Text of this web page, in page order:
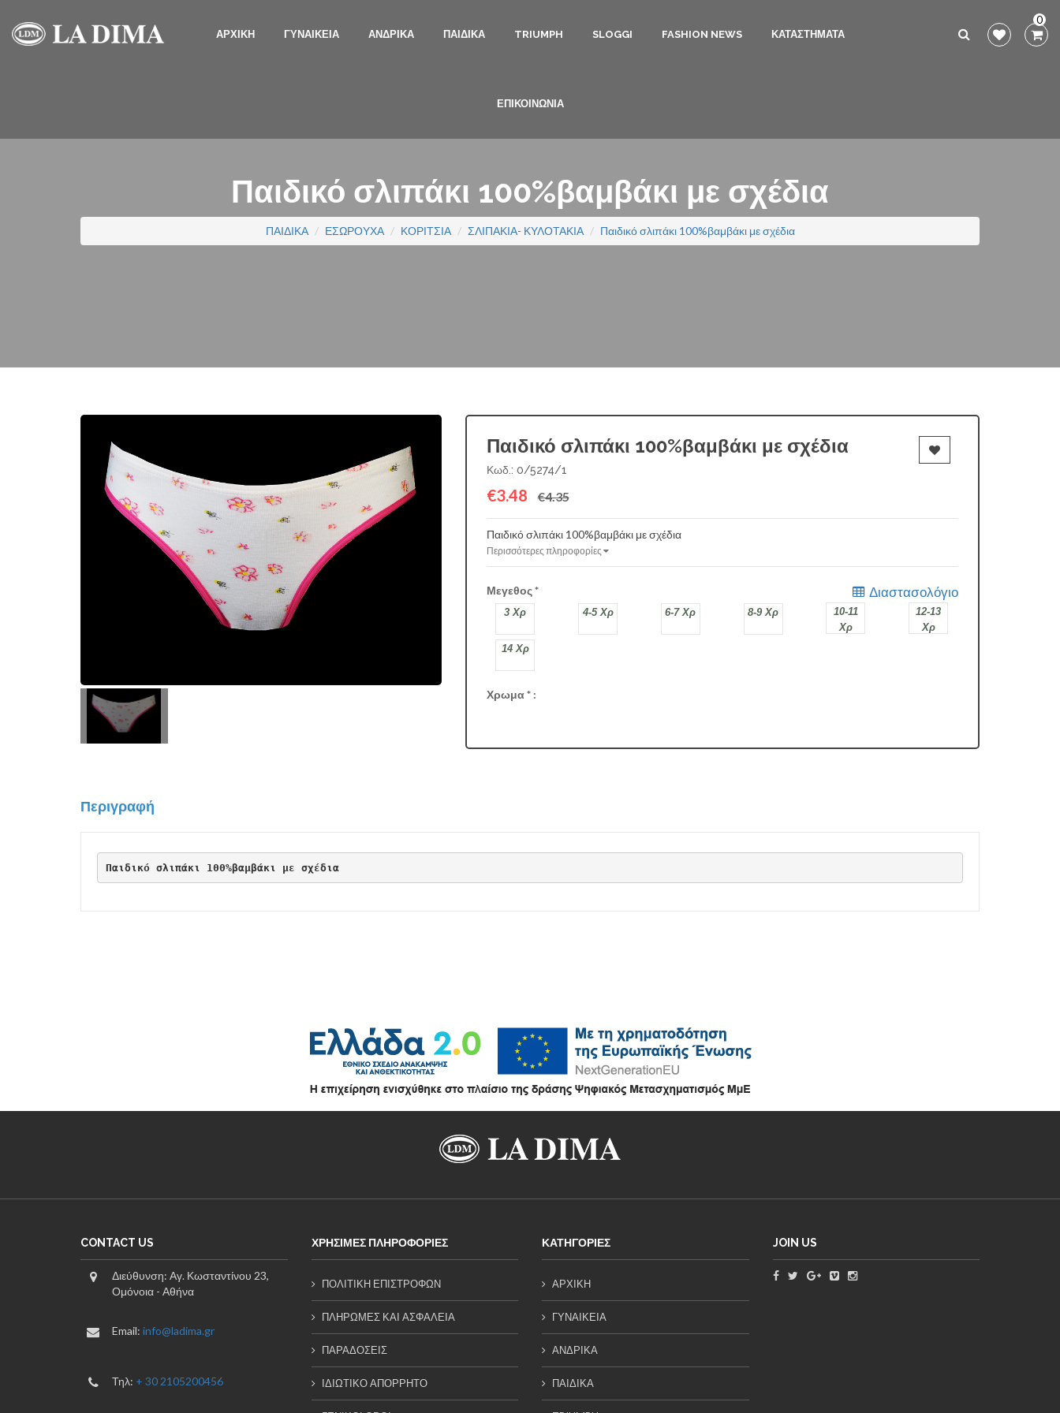
ΑΡΧΙΚΗ ΓΥΝΑΙΚΕΙΑ ΑΝΔΡΙΚΑ ΠΑΙΔΙΚΑ TRIUMPH SLOGGI FASHION NEWS ΚΑΤΑΣΤΗΜΑΤΑ
ΕΠΙΚΟΙΝΩΝΙΑ
0
Παιδικό σλιπάκι 100%βαμβάκι με σχέδια
ΠΑΙΔΙΚΑ ΕΣΩΡΟΥΧΑ ΚΟΡΙΤΣΙΑ ΣΛΙΠΑΚΙΑ- ΚΥΛΟΤΑΚΙΑ Παιδικό σλιπάκι 100%βαμβάκι με σχέδια
Παιδικό σλιπάκι 100%βαμβάκι με σχέδια
Κωδ.: 0/5274/1
€3.48 €4.35
Παιδικό σλιπάκι 100%βαμβάκι με σχέδια
Περισσότερες πληροφορίες
Διαστασολόγιο
Μεγεθος*
3 Χρ 4-5 Χρ 6-7 Χρ 8-9 Χρ
10-11
Χρ
12-13
Χρ
14 Χρ
Χρωμα*:
Περιγραφή
Παιδικό σλιπάκι 100%βαμβάκι με σχέδια
CONTACT US
Διεύθυνση: Αγ. Κωσταντίνου 23,
Ομόνοια - Αθήνα
Email: info@ladima.gr
Τηλ: + 30 2105200456
ΧΡΗΣΙΜΕΣ ΠΛΗΡΟΦΟΡΙΕΣ
ΠΟΛΙΤΙΚΗ ΕΠΙΣΤΡΟΦΩΝ
ΠΛΗΡΩΜΕΣ ΚΑΙ ΑΣΦΑΛΕΙΑ
ΠΑΡΑΔΟΣΕΙΣ
ΙΔΙΩΤΙΚΟ ΑΠΟΡΡΗΤΟ
ΚΑΤΗΓΟΡΙΕΣ
ΑΡΧΙΚΗ
ΓΥΝΑΙΚΕΙΑ
ΑΝΔΡΙΚΑ
ΠΑΙΔΙΚΑ
JOIN US